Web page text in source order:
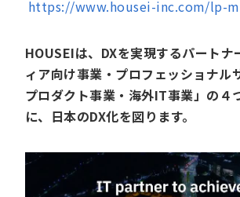
https://www.housei-inc.com/lp-
HOUSEIは、DXを実現するパートナ
ィア向け事業・プロフェッショナル
プロダクト事業・海外IT事業」の４
に、日本のDX化を図ります。